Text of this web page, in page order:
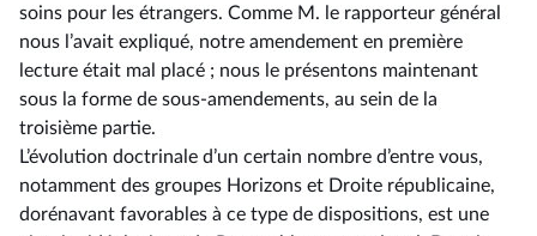
soins pour les étrangers. Comme M. le rapporteur général
nous l’avait expliqué, notre amendement en première
lecture était mal placé ; nous le présentons maintenant
sous la forme de sous-amendements, au sein de la
troisième partie.
L’évolution doctrinale d’un certain nombre d’entre vous,
notamment des groupes Horizons et Droite républicaine,
dorénavant favorables à ce type de dispositions, est une